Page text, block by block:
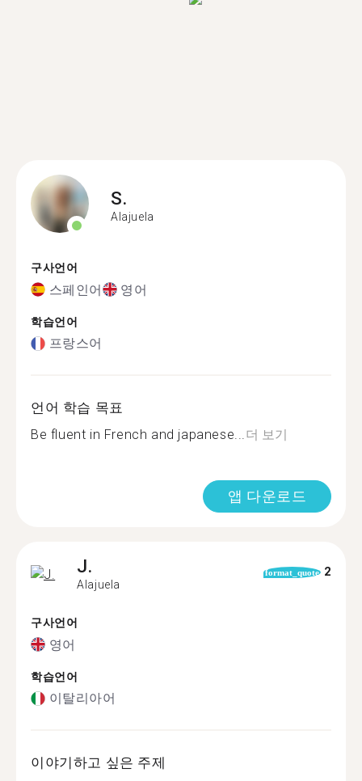
S.
Alajuela
구사언어
스페인어 영어
학습언어
프랑스어
언어 학습 목표
Be fluent in French and japanese...더 보기
앱 다운로드
J.
Alajuela
format_quote 2
구사언어
영어
학습언어
이탈리아어
이야기하고 싶은 주제